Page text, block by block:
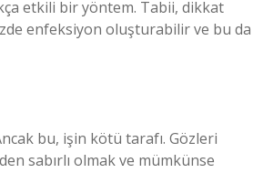
etkili bir yöntem. Tabii, dikkat
enfeksiyon oluşturabilir ve bu da
bu, işin kötü tarafı. Gözleri
sabırlı olmak ve mümkünse